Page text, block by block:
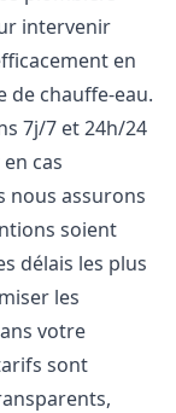
intervenir
en
de chauffe-eau.
7j/7 et 24h/24
cas
nous assurons
soient
délais les plus
les
votre
sont